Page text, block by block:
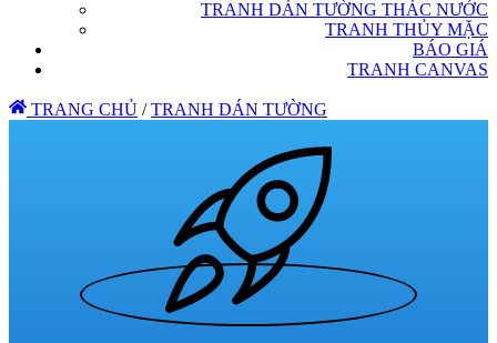
TRANH DÁN TƯỜNG THÁC NƯỚC
TRANH THỦY MẶC
BÁO GIÁ
TRANH CANVAS
TRANG CHỦ / TRANH DÁN TƯỜNG